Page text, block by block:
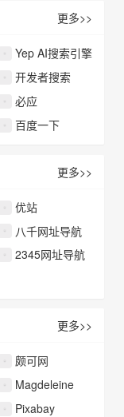
更多>>
Yep AI搜索引擎
开发者搜索
必应
百度一下
更多>>
优站
八千网址导航
2345网址导航
更多>>
颇可网
Magdeleine
Pixabay